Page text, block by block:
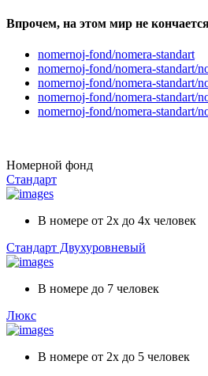
Впрочем, на этом мир не
nomernoj-fond/nomera-standart
nomernoj-fond/nomera-standart/
nomernoj-fond/nomera-standart/
nomernoj-fond/nomera-standart/
nomernoj-fond/nomera-standart/
Номерной фонд
Стандарт
В номере от 2х до 4х человек
Стандарт Двухуровневый
В номере до 7 человек
Люкс
В номере от 2х до 5 человек